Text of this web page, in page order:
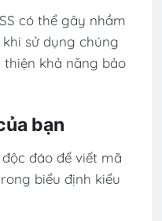
có thể gây nhầm
sử dụng chúng
khả năng bảo
bạn
đáo để viết mã
biểu định kiểu